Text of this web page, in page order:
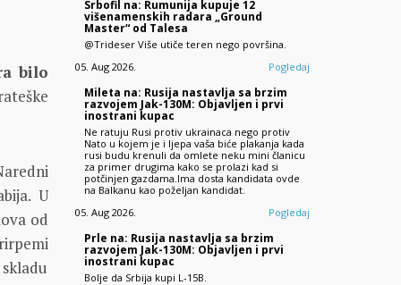
bilo
U
od
Srbofil na: Rumunija kupuje 12
višenamenskih radara „Ground
Master“ od Talesa
@Trideser Više utiče teren nego površina.
05. Aug 2026.
Pogledaj
Mileta na: Rusija nastavlja sa brzim
razvojem Jak-130M: Objavljen i prvi
inostrani kupac
Ne ratuju Rusi protiv ukrainaca nego protiv
Nato u kojem je i ljepa vaša biće plakanja kada
rusi budu krenuli da omlete neku mini članicu
za primer drugima kako se prolazi kad si
potčinjen gazdama.Ima dosta kandidata ovde
na Balkanu kao poželjan kandidat.
05. Aug 2026.
Pogledaj
Prle na: Rusija nastavlja sa brzim
razvojem Jak-130M: Objavljen i prvi
inostrani kupac
Bolje da Srbija kupi L-15B.